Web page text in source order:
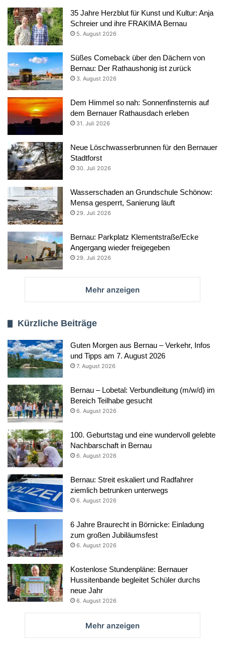
35 Jahre Herzblut für Kunst und Kultur: Anja
Schreier und ihre FRAKIMA Bernau
5. August 2026
Süßes Comeback über den Dächern von
Bernau: Der Rathaushonig ist zurück
3. August 2026
Dem Himmel so nah: Sonnenfinsternis auf
dem Bernauer Rathausdach erleben
31. Juli 2026
Neue Löschwasserbrunnen für den Bernauer
Stadtforst
30. Juli 2026
Wasserschaden an Grundschule Schönow:
Mensa gesperrt, Sanierung läuft
29. Juli 2026
Bernau: Parkplatz Klementstraße/Ecke
Angergang wieder freigegeben
29. Juli 2026
Mehr anzeigen
Kürzliche Beiträge
Guten Morgen aus Bernau – Verkehr, Infos
und Tipps am 7. August 2026
7. August 2026
Bernau – Lobetal: Verbundleitung (m/w/d) im
Bereich Teilhabe gesucht
6. August 2026
100. Geburtstag und eine wundervoll gelebte
Nachbarschaft in Bernau
6. August 2026
Bernau: Streit eskaliert und Radfahrer
ziemlich betrunken unterwegs
6. August 2026
6 Jahre Braurecht in Börnicke: Einladung
zum großen Jubiläumsfest
6. August 2026
Kostenlose Stundenpläne: Bernauer
Hussitenbande begleitet Schüler durchs
neue Jahr
6. August 2026
Mehr anzeigen